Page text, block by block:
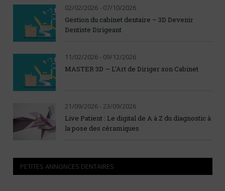
02/02/2026 - 07/10/2026
Gestion du cabinet dentaire – 3D Devenir
Dentiste Dirigeant
11/02/2026 - 09/12/2026
MASTER 3D — L’Art de Diriger son Cabinet
21/09/2026 - 23/09/2026
Live Patient : Le digital de A à Z du diagnostic à
la pose des céramiques
PETITES ANNONCES DENTAIRES